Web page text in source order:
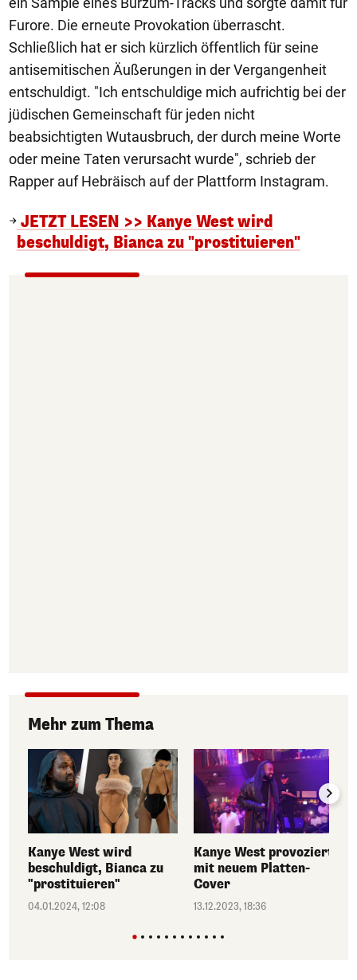
Furore. Die erneute Provokation überrascht.
Schließlich hat er sich kürzlich öffentlich für seine
antisemitischen Äußerungen in der Vergangenheit
entschuldigt. "Ich entschuldige mich aufrichtig bei der
jüdischen Gemeinschaft für jeden nicht
beabsichtigten Wutausbruch, der durch meine Worte
oder meine Taten verursacht wurde", schrieb der
Rapper auf Hebräisch auf der Plattform Instagram.
JETZT LESEN >> Kanye West wird
beschuldigt, Bianca zu "prostituieren"
Mehr zum Thema
Kanye West wird
beschuldigt, Bianca zu
"prostituieren"
04.01.2024, 12:08
Kanye West provoziert
mit neuem Platten-
Cover
13.12.2023, 18:36